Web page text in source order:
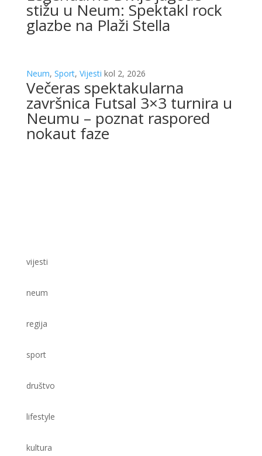
stižu u Neum: Spektakl rock
glazbe na Plaži Stella
Neum, Sport, Vijesti kol 2, 2026
Večeras spektakularna
završnica Futsal 3×3 turnira u
Neumu – poznat raspored
nokaut faze
vijesti
neum
regija
sport
društvo
lifestyle
kultura